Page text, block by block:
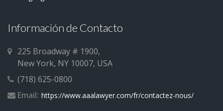
Información de Contacto
225 Broadway # 1900,
New York, NY 10007, USA
(718) 625-0800
Email: https://www.aaalawyer.com/fr/contactez-nous/